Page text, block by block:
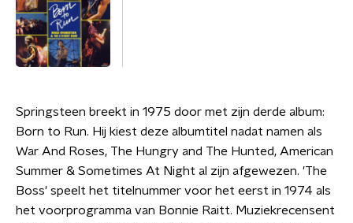
Springsteen breekt in 1975 door met zijn derde album:
Born to Run. Hij kiest deze albumtitel nadat namen als
War And Roses, The Hungry and The Hunted, American
Summer & Sometimes At Night al zijn afgewezen. 'The
Boss' speelt het titelnummer voor het eerst in 1974 als
het voorprogramma van Bonnie Raitt. Muziekrecensent